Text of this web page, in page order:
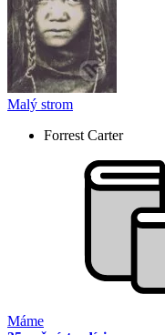
Malý strom
Forrest Carter
Máme